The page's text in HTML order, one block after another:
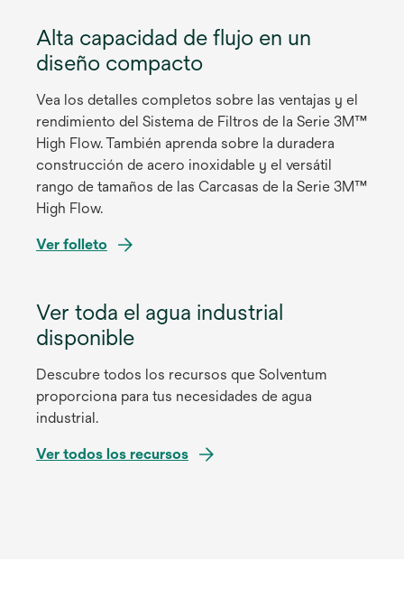
a
ñ
n
u
e
v
a
b
e
n
u
n
a
s
ñ
a
u
e
a
Alta capacidad de flujo en un
diseño compacto
Vea los detalles completos sobre las ventajas y el
rendimiento del Sistema de Filtros de la Serie 3M™
High Flow. También aprenda sobre la duradera
construcción de acero inoxidable y el versátil
rango de tamaños de las Carcasas de la Serie 3M™
High Flow.
Ver folleto
b
r
e
n
a
Ver toda el agua industrial
disponible
Descubre todos los recursos que Solventum
proporciona para tus necesidades de agua
industrial.
Ver todos los recursos